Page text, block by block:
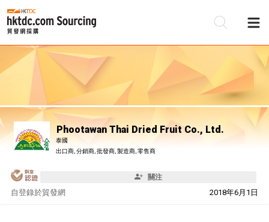
Phootawan Thai Dried Fruit Co., Ltd.
泰國
出口商, 分銷商, 批發商, 製造商, 零售商
關注
自 2018年6月1日
登錄於貿發網